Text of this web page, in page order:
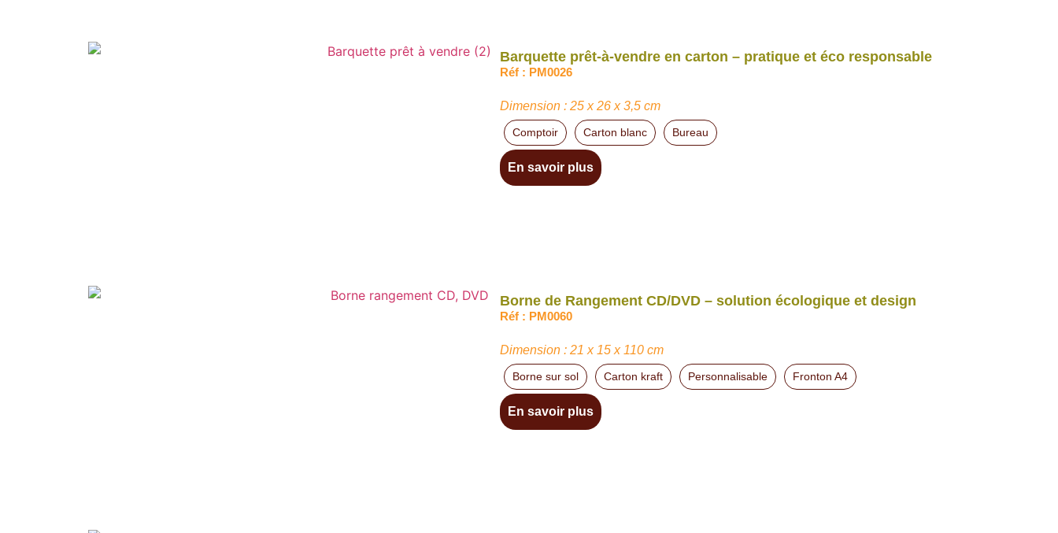
Barquette prêt-à-vendre en carton – pratique et éco responsable
Réf : PM0026
En savoir plus
Comptoir Carton blanc Bureau
Dimension : 25 x 26 x 3,5 cm
Borne de Rangement CD/DVD – solution écologique et design
Réf : PM0060
En savoir plus
Borne sur sol Carton kraft Personnalisable Fronton A4
Dimension : 21 x 15 x 110 cm